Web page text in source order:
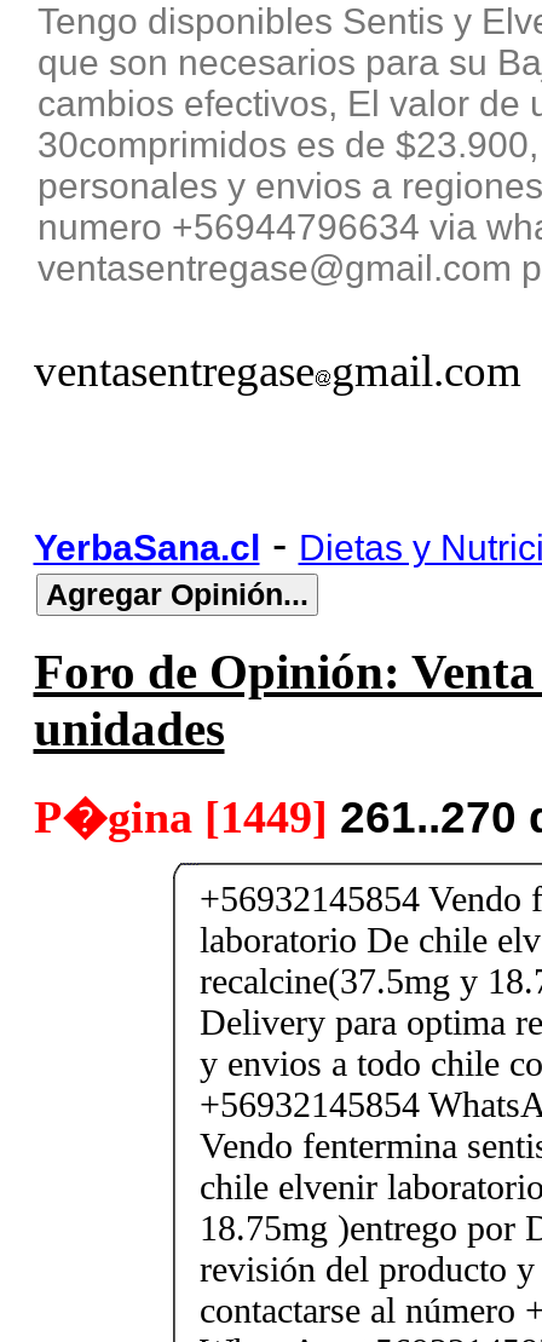
Tengo disponibles Sentis y
que son necesarios para su
cambios efectivos, El valor de
30comprimidos es de
personales y envios a
numero +56944796634 via
ventasentregase@gmail.com
ventasentregase gmail.com
YerbaSana.cl - Dietas y
Foro de Opinión:
unidades
P�gina [1449] 261..270
+56932145854 Vendo
laboratorio De chile
recalcine(37.5mg y
Delivery para optima
y envios a todo chile
+56932145854
Vendo fentermina
chile elvenir
18.75mg )entrego por
revisión del producto
contactarse al número